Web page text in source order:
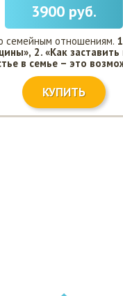
3900 руб.
семейным отношениям.
2. «Как
в семье – это
КУПИТЬ